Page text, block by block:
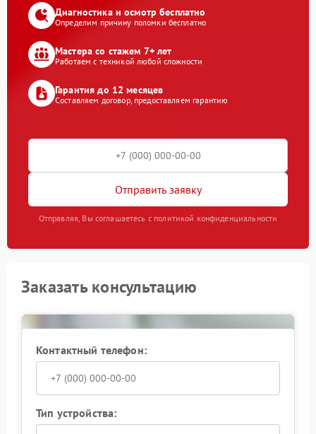
Диагностика и осмотр бесплатно
Определим причину поломки бесплатно
Мастера со стажем 7+ лет
Работаем с техникой любой сложности
Гарантия до 12 месяцев
Составляем договор, предоставляем гарантию
Отправить заявку
Отправляя, Вы соглашаетесь с политикой конфиденциальности
Заказать консультацию
Контактный телефон:
Тип устройства: